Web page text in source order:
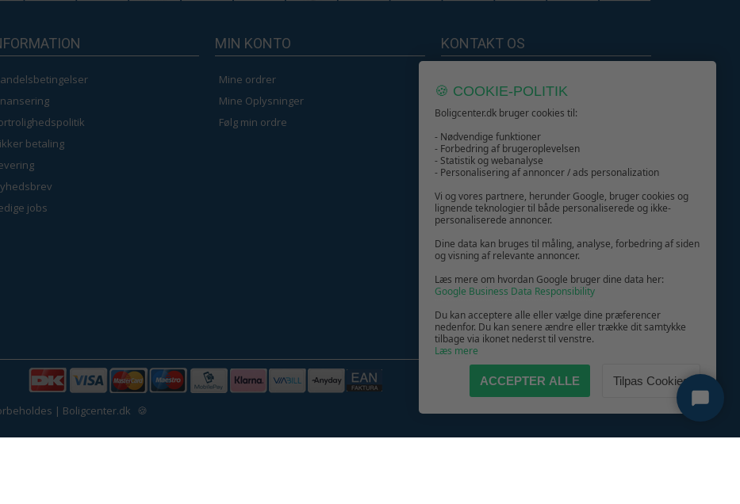
betaling
jobs
MIN KONTO
Mine ordrer
Mine Oplysninger
Følg min ordre
KONTAKT OS
Kundeservice
GIV GLÆDE MED ET GAVEKORT!
| Boligcenter.dk 🍪
🍪 COOKIE-POLITIK
Boligcenter.dk bruger cookies til:
- Nødvendige funktioner
- Forbedring af brugeroplevelsen
- Statistik og webanalyse
- Personalisering af annoncer / ads personalization
Vi og vores partnere, herunder Google, bruger cookies og
lignende teknologier til både personaliserede og ikke-
personaliserede annoncer.
Dine data kan bruges til måling, analyse, forbedring af siden
og visning af relevante annoncer.
Læs mere om hvordan Google bruger dine data her:
Google Business Data Responsibility
Du kan acceptere alle eller vælge dine præferencer
nedenfor. Du kan senere ændre eller trække dit samtykke
tilbage via ikonet nederst til venstre.
Læs mere
ACCEPTER ALLE Tilpas Cookies